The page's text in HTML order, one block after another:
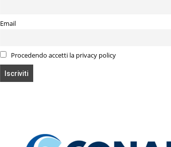
Email
Procedendo accetti la privacy policy